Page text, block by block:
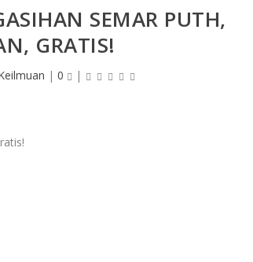
SEMAR PUTH,
GRATIS!
| 0 |